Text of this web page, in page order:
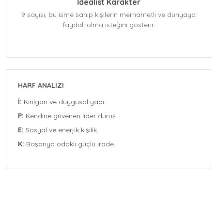
İdealist Karakter
9 sayısı, bu isme sahip kişilerin merhametli ve dünyaya
faydalı olma isteğini gösterir.
HARF ANALIZI
İ: Kırılgan ve duygusal yapı.
P: Kendine güvenen lider duruş.
E: Sosyal ve enerjik kişilik.
K: Başarıya odaklı güçlü irade.